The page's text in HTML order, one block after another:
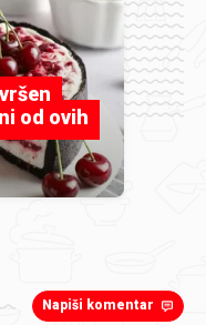
od ovih
Napiši komentar